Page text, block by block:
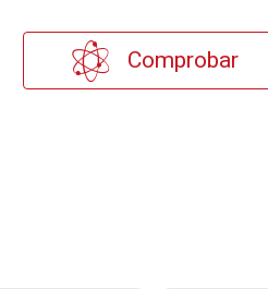
Comprobar